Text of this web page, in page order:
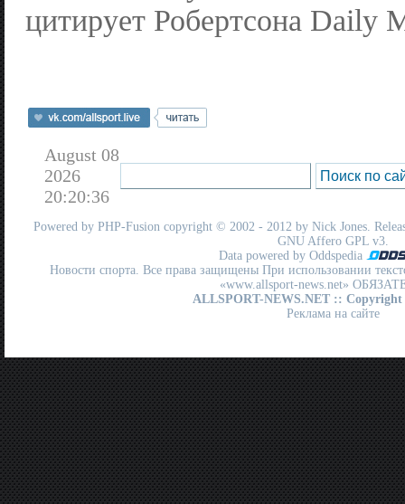
цитирует Робертсона Daily
August 08
2026
20:20:36
Powered by PHP-Fusion copyright © 2002 - 2012 by Nick Jones.
GNU Affero GPL v3.
Data powered by Oddspedia
Новости спорта. Все права защищены При использовании
«www.allsport-news.net»
ALLSPORT-NEWS.NET :: Copyright
Реклама на сайте